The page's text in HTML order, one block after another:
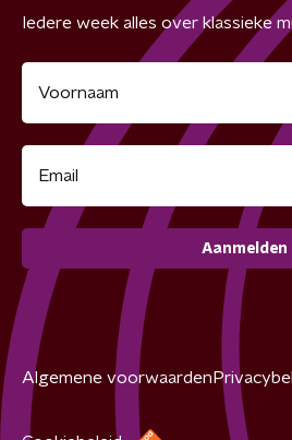
Iedere week alles over klassieke
Aanmelden
Algemene voorwaarden